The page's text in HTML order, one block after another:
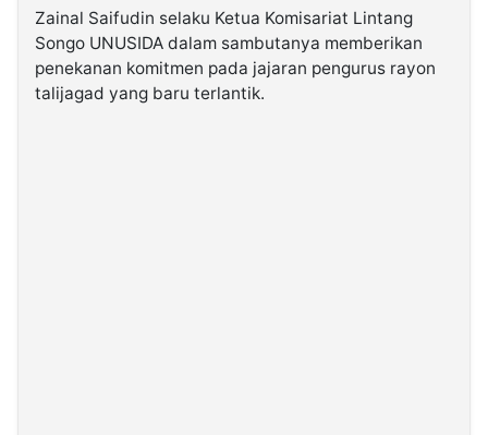
Zainal Saifudin selaku Ketua Komisariat Lintang
Songo UNUSIDA dalam sambutanya memberikan
penekanan komitmen pada jajaran pengurus rayon
talijagad yang baru terlantik.